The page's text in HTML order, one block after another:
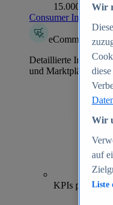
15.000+
Consumer Insights
eCommerce
Detaillierte
und Marktplätzen
KPIs pro Shop
Wir
Wir
auf
Liste